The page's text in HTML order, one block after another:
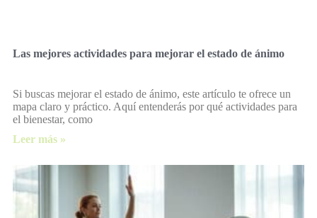
Las mejores actividades para mejorar el estado de ánimo
Si buscas mejorar el estado de ánimo, este artículo te ofrece un
mapa claro y práctico. Aquí entenderás por qué actividades para
el bienestar, como
Leer más »